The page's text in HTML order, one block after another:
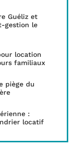
Guéliz et
gestion le
location
familiaux
piège du
:
locatif